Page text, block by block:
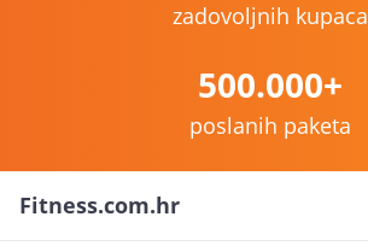
zadovoljnih kupaca
500.000+
poslanih paketa
Fitness.com.hr